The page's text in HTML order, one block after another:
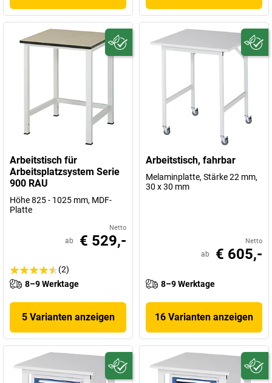
Arbeitstisch für
Arbeitsplatzsystem Serie
900 RAU
Höhe 825 - 1025 mm, MDF-
Platte
Netto
ab € 529,-
(2)
8–9 Werktage
5 Varianten anzeigen
Arbeitstisch, fahrbar
Melaminplatte, Stärke 22 mm,
30 x 30 mm
Netto
ab € 605,-
8–9 Werktage
16 Varianten anzeigen